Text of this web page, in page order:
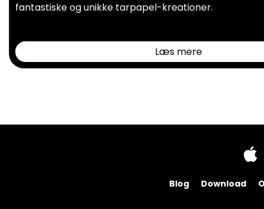
fantastiske og unikke tarpapel-kreationer.
Læs mere
Blog Download